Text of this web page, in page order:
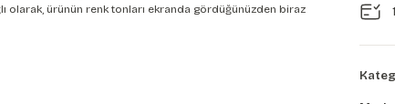
olarak, ürünün renk tonları ekranda gördüğünüzden biraz